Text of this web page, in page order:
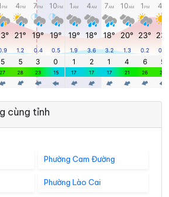
cùng tỉnh
Phường Cam Đường
Phường Lào Cai